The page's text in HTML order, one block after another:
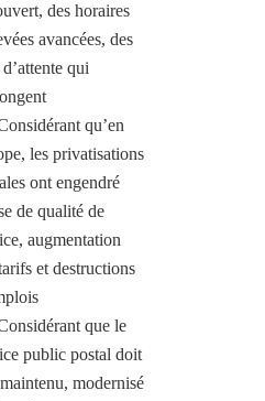
des horaires
avancées, des
qui
qu’en
les privatisations
ont engendré
de qualité de
augmentation
et destructions
que le
public postal doit
modernisé